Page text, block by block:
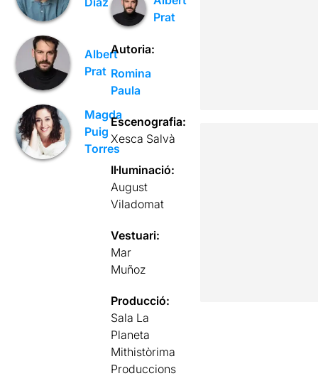
Albert
Prat
Magda
Puig
Torres
Prat
Autoria:
Romina
Paula
Escenografia:
Xesca Salvà
Il·luminació:
August
Viladomat
Vestuari:
Mar
Muñoz
Producció:
Sala La
Planeta
Mithistòrima
Produccions